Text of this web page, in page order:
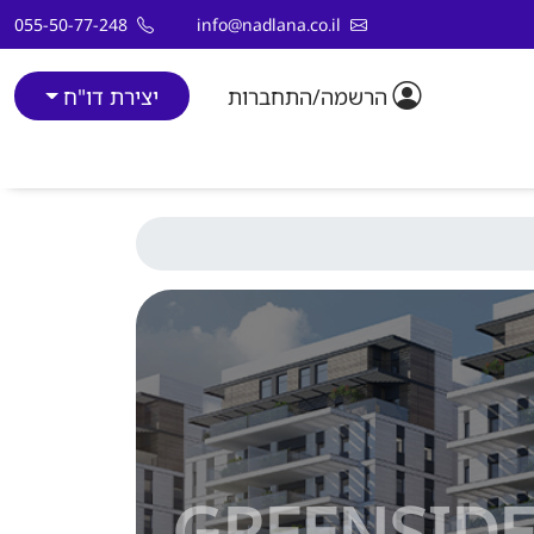
info@nadlana.co.il
055-50-77-248
הרשמה/התחברות יצירת דו"ח